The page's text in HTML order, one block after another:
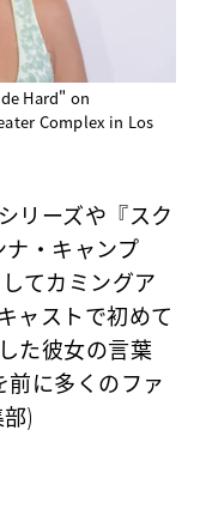
Hard" on
Complex in Los
リーズや『スク
ナ・キャンプ
てカミングア
ャストで初めて
た彼女の言葉
前に多くのファ
)